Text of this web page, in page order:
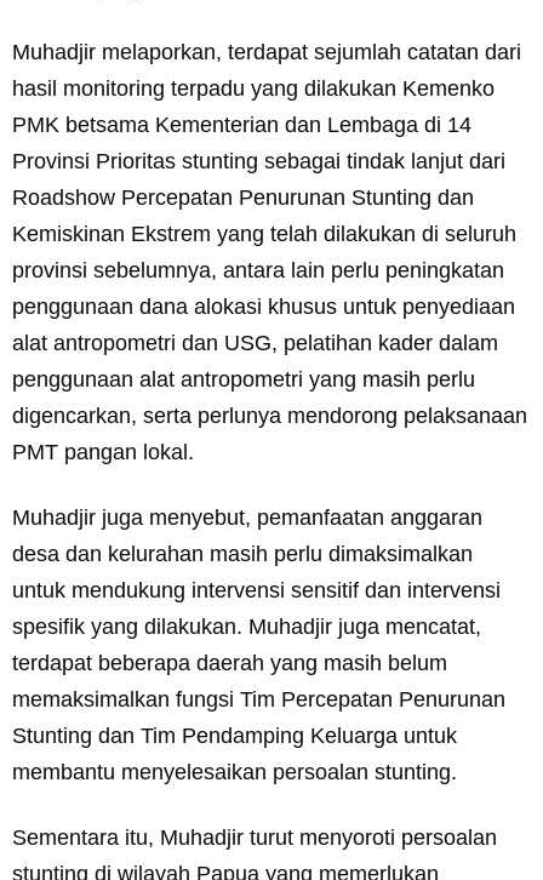
Muhadjir melaporkan, terdapat sejumlah catatan dari
hasil monitoring terpadu yang dilakukan Kemenko
PMK betsama Kementerian dan Lembaga di 14
Provinsi Prioritas stunting sebagai tindak lanjut dari
Roadshow Percepatan Penurunan Stunting dan
Kemiskinan Ekstrem yang telah dilakukan di seluruh
provinsi sebelumnya, antara lain perlu peningkatan
penggunaan dana alokasi khusus untuk penyediaan
alat antropometri dan USG, pelatihan kader dalam
penggunaan alat antropometri yang masih perlu
digencarkan, serta perlunya mendorong pelaksanaan
PMT pangan lokal.
Muhadjir juga menyebut, pemanfaatan anggaran
desa dan kelurahan masih perlu dimaksimalkan
untuk mendukung intervensi sensitif dan intervensi
spesifik yang dilakukan. Muhadjir juga mencatat,
terdapat beberapa daerah yang masih belum
memaksimalkan fungsi Tim Percepatan Penurunan
Stunting dan Tim Pendamping Keluarga untuk
membantu menyelesaikan persoalan stunting.
Sementara itu, Muhadjir turut menyoroti persoalan
stunting di wilayah Papua yang memerlukan